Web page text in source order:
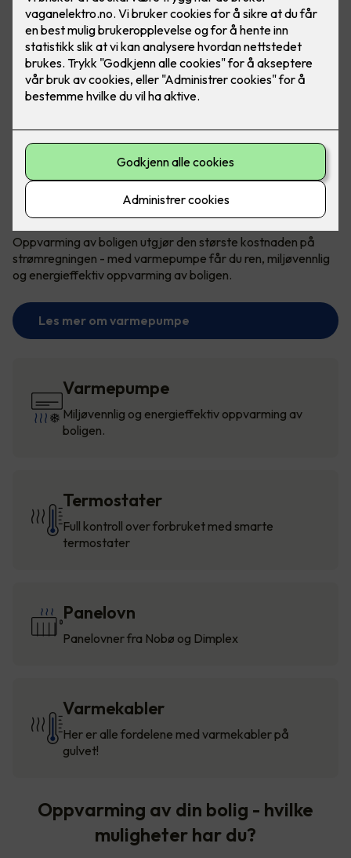
Bærekraftig og reduserte kostnader
Oppvarming med varmepumpe
Oppvarming av boligen utgjør den største kostnaden på
strømregningen - med varmepumpe får du ren, miljøvennlig
og energieffektiv oppvarming av boligen.
Les mer om varmepumpe
Varmepumpe
Miljøvennlig og energieffektiv oppvarming av
boligen.
Termostater
Full kontroll over forbruket med smarte
termostater
Panelovn
Panelovner fra Nobø og Dimplex
Varmekabler
Her er alle fordelene med varmekabler på
gulvet!
Oppvarming av din bolig - hvilke
muligheter har du?